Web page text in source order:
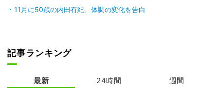
11月に50歳の内田有紀、体調の変化を告白
記事ランキング
最新 24時間 週間